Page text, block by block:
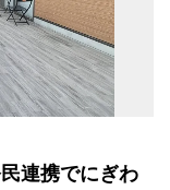
連携でにぎわ